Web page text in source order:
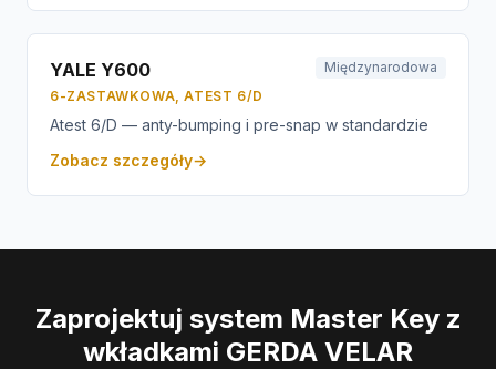
YALE Y600
Międzynarodowa
6-ZASTAWKOWA, ATEST 6/D
Atest 6/D — anty-bumping i pre-snap w standardzie
Zobacz szczegóły→
Zaprojektuj system Master Key z
wkładkami GERDA VELAR